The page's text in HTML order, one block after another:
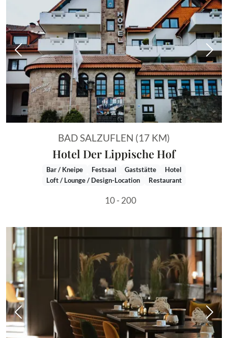
Vorheriges Bild
BAD SALZUFLEN (17 KM)
Hotel Der Lippische Hof
Bar / Kneipe Festsaal Gaststätte
Hotel
Loft / Lounge / Design-Location
Restaurant
10 - 200
Vorheriges Bild